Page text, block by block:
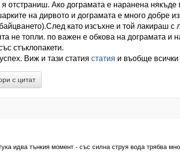
я отстраниш. Ако дограмата е наранена
на дирвото и дограмата е много добре
като изсъхне и той лакираш с
не топли. по важен е обкова на дограмата и
стъклопакети.
Виж и тази статия статия и въобще всички
с цитат
идва тънкия момент - със силна струя вода трябва